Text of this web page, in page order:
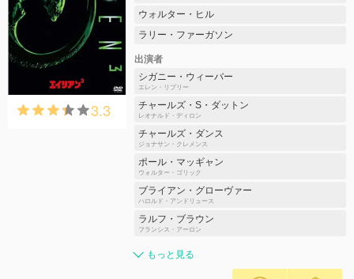
3.3
ウォルター・ヒル
ラリー・ファーガソン
出演者
シガニー・ウィーバー
エレン・リプリー
チャールズ・S・ダットン
レオナルド・ディロン
チャールズ・ダンス
ジョナサン・クレメンス
ポール・マッギャン
ウォルター・ゴリック
ブライアン・グローヴァー
ハロルド・アンドリュース
ラルフ・ブラウン
フランシス・アーロン
もっと見る